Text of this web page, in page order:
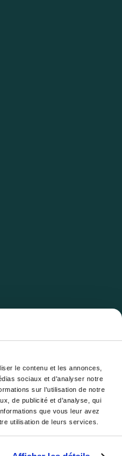
le contenu et les annonces,
sociaux et d'analyser notre
sur l'utilisation de notre
de publicité et d'analyse, qui
que vous leur avez
utilisation de leurs services.
8h à 17h. Et samedi de